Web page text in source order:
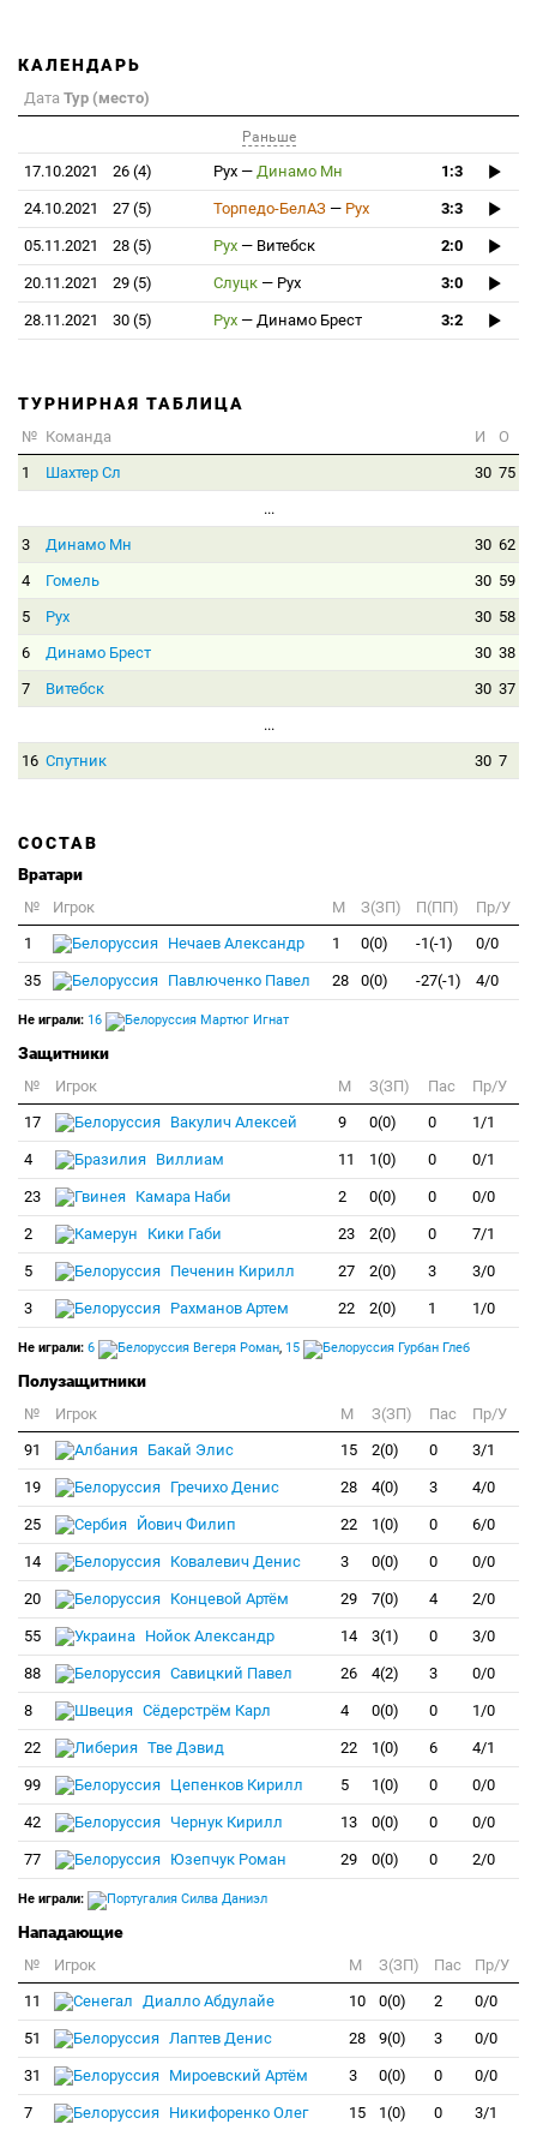
КАЛЕНДАРЬ
Дата Тур (место)
Раньше
17.10.2021 26 (4) Рух — Динамо Мн 1:3
24.10.2021 27 (5) Торпедо-БелАЗ — Рух 3:3
05.11.2021 28 (5) Рух — Витебск 2:0
20.11.2021 29 (5) Слуцк — Рух 3:0
28.11.2021 30 (5) Рух — Динамо Брест 3:2
ТУРНИРНАЯ ТАБЛИЦА
№ Команда И
О
1
Шахтер Сл 30 75
...
3
Динамо Мн 30 62
4
Гомель 30 59
5
Рух 30 58
6
Динамо Брест 30 38
7
Витебск 30 37
...
16 Спутник 30 7
СОСТАВ
Вратари
№ Игрок M З(ЗП) П(ПП)
Пр/У
1
Нечаев Александр 1 0(0) -1(-1) 0/0
35 Павлюченко Павел 28 0(0) -27(-1) 4/0
Не играли: 16 Мартюг Игнат
Защитники
№ Игрок M З(ЗП) Пас
Пр/У
17
Вакулич Алексей 9 0(0) 0 1/1
4 Виллиам 11 1(0) 0 0/1
23 Камара Наби 2 0(0) 0 0/0
2 Кики Габи 23 2(0) 0 7/1
5 Печенин Кирилл 27 2(0) 3 3/0
3 Рахманов Артем 22 2(0) 1 1/0
Не играли: 6 Вегеря Роман, 15 Гурбан Глеб
Полузащитники
№ Игрок M З(ЗП) Пас
Пр/У
91
Бакай Элис 15 2(0) 0 3/1
19 Гречихо Денис 28 4(0) 3 4/0
25 Йович Филип 22 1(0) 0 6/0
14 Ковалевич Денис 3 0(0) 0 0/0
20 Концевой Артём 29 7(0) 4 2/0
55 Нойок Александр 14 3(1) 0 3/0
88 Савицкий Павел 26 4(2) 3 0/0
8 Сёдерстрём Карл 4 0(0) 0 1/0
22 Тве Дэвид 22 1(0) 6 4/1
99 Цепенков Кирилл 5 1(0) 0 0/0
42 Чернук Кирилл 13 0(0) 0 0/0
77 Юзепчук Роман 29 0(0) 0 2/0
Не играли: Силва Даниэл
Нападающие
№ Игрок M З(ЗП) Пас
Пр/У
11
Диалло Абдулайе 10 0(0) 2 0/0
51 Лаптев Денис 28 9(0) 3 0/0
31 Мироевский Артём 3 0(0) 0 0/0
7 Никифоренко Олег 15 1(0) 0 3/1